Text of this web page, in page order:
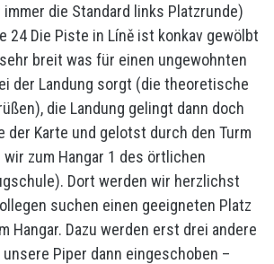
die Standard links Platzrunde)
24 Die Piste in Líně ist konkav gewölbt
breit was für einen ungewohnten
der Landung sorgt (die theoretische
die Landung gelingt dann doch
der Karte und gelotst durch den Turm
wir zum Hangar 1 des örtlichen
Dort werden wir herzlichst
suchen einen geeigneten Platz
Hangar. Dazu werden erst drei andere
Piper dann eingeschoben –